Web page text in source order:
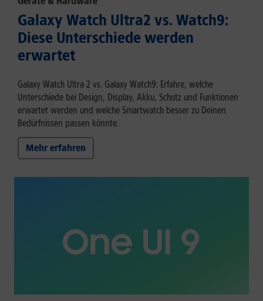
Galaxy Watch Ultra2 vs. Watch9:
Diese Unterschiede werden
erwartet
Galaxy Watch Ultra 2 vs. Galaxy Watch9: Erfahre, welche
Unterschiede bei Design, Display, Akku, Schutz und Funktionen
erwartet werden und welche Smartwatch besser zu Deinen
Bedürfnissen passen könnte.
Mehr erfahren